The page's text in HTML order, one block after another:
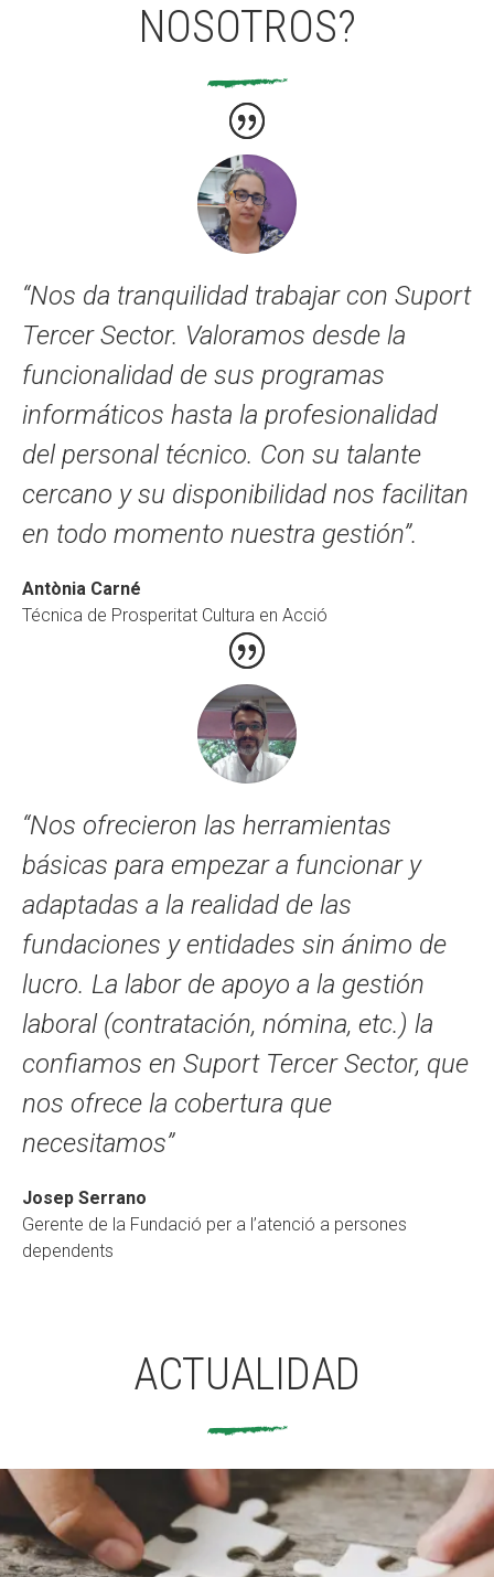
NOSOTROS?
“Nos da tranquilidad trabajar con Suport
Tercer Sector. Valoramos desde la
funcionalidad de sus programas
informáticos hasta la profesionalidad
del personal técnico. Con su talante
cercano y su disponibilidad nos facilitan
en todo momento nuestra gestión”.
Antònia Carné
Técnica de Prosperitat Cultura en Acció
“Nos ofrecieron las herramientas
básicas para empezar a funcionar y
adaptadas a la realidad de las
fundaciones y entidades sin ánimo de
lucro. La labor de apoyo a la gestión
laboral (contratación, nómina, etc.) la
confiamos en Suport Tercer Sector, que
nos ofrece la cobertura que
necesitamos”
Josep Serrano
Gerente de la Fundació per a l’atenció a persones
dependents
ACTUALIDAD